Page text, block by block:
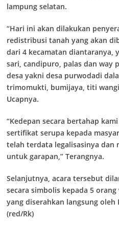
lampung selatan.
“Hari ini akan dilakukan
redistribusi tanah yang akan
dari 4 kecamatan diantaranya,
sari, candipuro, palas dan way
desa yakni desa purwodadi
trimomukti, bumijaya, titi
Ucapnya.
“Kedepan secara bertahap
sertifikat serupa kepada
telah terdata legalisasinya dan
untuk garapan,” Terangnya.
Selanjutnya, acara tersebut
secara simbolis kepada 5
yang diserahkan langsung oleh
(red/Rk)